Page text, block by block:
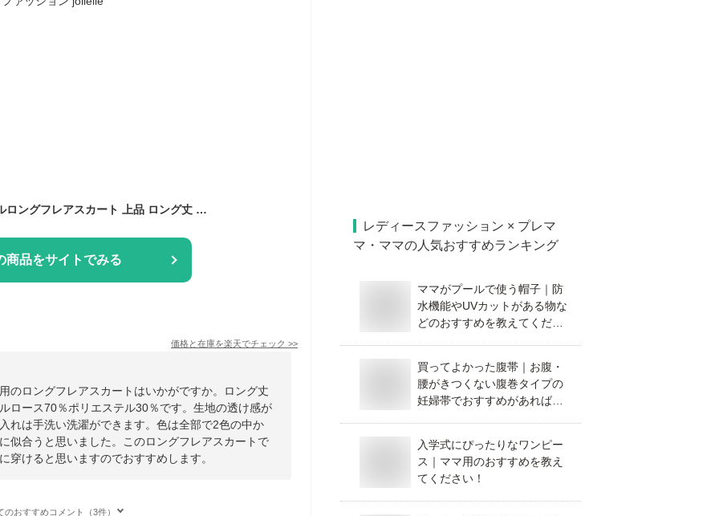
サマーセール テンセルロングフレアスカート 上品 ロング丈 高身長 ウエストゴム 綺麗見え 通勤 OL お出かけ ピクニック ママコーデ ゆったり レディースファッション jolielle
商品をサイトでみる
価格と在庫を楽天でチェック >>
のロングフレアスカートはいかがですか。ロング丈
ロース70％ポリエステル30％です。生地の透け感が
れは手洗い洗濯ができます。色は全部で2色の中か
似合うと思いました。このロングフレアスカートで
穿けると思いますのでおすすめします。
のおすすめコメント（3件）
レディースファッション × プレマ
マ・ママの人気おすすめランキング
ママがプールで使う帽子｜防
水機能やUVカットがある物な
どのおすすめを教えてくださ
買ってよかった腹帯｜お腹・
腰がきつくない腹巻タイプの
妊婦帯でおすすめがあれば教
入学式にぴったりなワンピー
ス｜ママ用のおすすめを教え
てください！